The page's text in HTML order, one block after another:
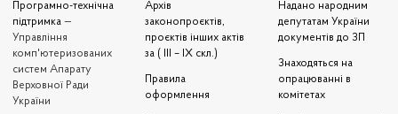
Програмно-технічна
підтримка —
Управління
комп'ютеризованих
систем Апарату
Верховної Ради
України
Архів
законопроєктів,
проєктів інших актів
за ( III – IX скл.)
Правила
оформлення
Надано народним
депутатам України
документів до ЗП
Знаходяться на
опрацюванні в
комітетах